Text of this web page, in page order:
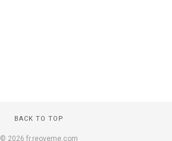
BACK TO TOP
© 2026 fr.reoveme.com